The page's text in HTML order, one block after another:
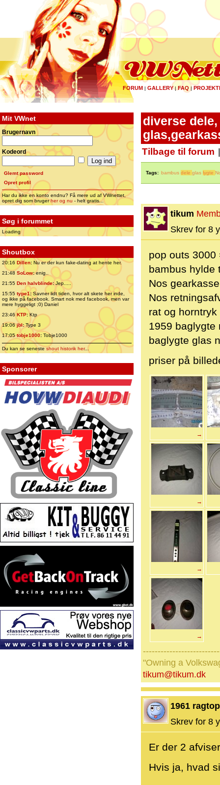
FORUM | GALLERY|FAQ |
Mit VWnet
Brugernavn
Kodeord
Glemt password
Opret profil
Har du ikke en konto endnu? Få mere ud af VWnettet,
opret dig som brugerher og nu - helt gratis...
Søg i forummet
Loading
Shoutbox
20:16 Dillen: Nu er der kun fake-dating at hente her.
21:48 SoLow:enig..
21:55 Den halvblinde:Jep.....
15:55 type1:Savner lidt tiden, hvor alt skete her inde,
og ikke på facebook. Smart nok med facebook, men var
mere hyggeligt ;0) Daniel
23:46 KTP:Ktp
19:06jbl:Type 3
17:05tobje1000: Tobje1000
Du kan se senesteshout historik her...
Sponsorer
diverse
Tilbage til forum
Tags: bambus dele glas lygte
tikum
Skrev for 8
pop outs 3000
bambus hylde
Nos
Nos
rat og
1959 baglygte
baglygte glas
priser på
→
→
→
→
"Owning a
tikum@tikum.dk
1961 ragtop
Skrev for 8
Er der 2
Hvis ja, hvad